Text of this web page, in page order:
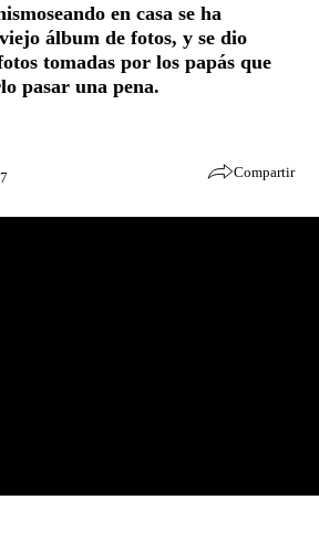
en casa se ha
álbum de fotos, y se dio
tomadas por los papás que
pasar una pena.
Compartir